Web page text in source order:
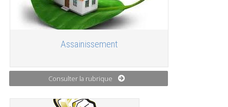
Assainissement
Consulter la rubrique